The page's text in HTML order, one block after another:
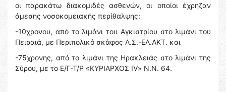
οι παρακάτω διακομιδές ασθενών, οι οποίοι έχρηζαν
άμεσης νοσοκομειακής περίθαλψης:
-10χρονου, από το λιμάνι του Αγκιστρίου στο λιμάνι του
Πειραιά, με Περιπολικό σκάφος Λ.Σ.-ΕΛ.ΑΚΤ. και
-75χρονης, από το λιμάνι της Ηρακλειάς στο λιμάνι της
Σύρου, με το Ε/Γ-Τ/Ρ «ΚΥΡΙΑΡΧΟΣ ΙV» Ν.Ν. 64.